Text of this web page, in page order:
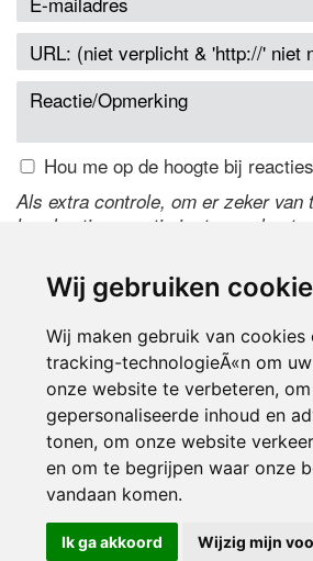
Wij gebruiken
Wij maken gebruik van cookies
tracking-technologieÃ«n om
onze website te verbeteren, om
gepersonaliseerde inhoud en
tonen, om onze website
en om te begrijpen waar onze
vandaan komen.
Ik ga akkoord Wijzig mijn
Hou me op de hoogte bij
Als extra controle, om er zeker van
handmatige reactie is, typ
de code te wijzigen.
© 2000-2026 UFE Media: